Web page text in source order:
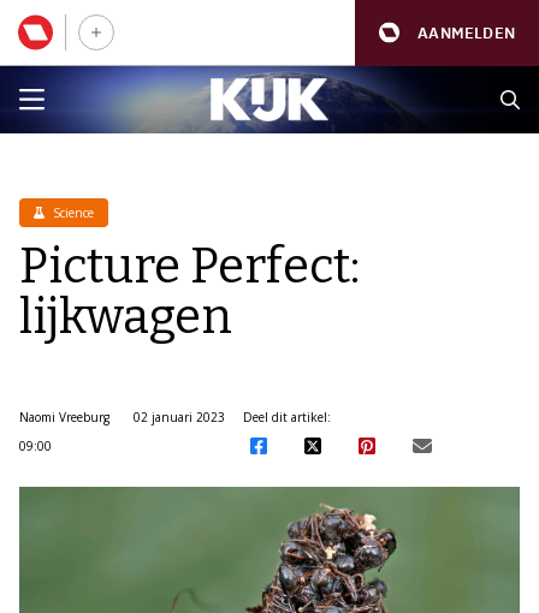
AANMELDEN
Science
Picture Perfect:
lijkwagen
Naomi Vreeburg
02 januari 2023
09:00
Deel dit artikel: